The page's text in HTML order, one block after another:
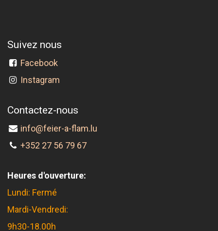
Suivez nous
Facebook
Instagram
Contactez-nous
info@feier-a-flam.lu
+352 27 56 79 67
Heures d'ouverture:
Lundi: Fermé
Mardi-Vendredi:
9h30-18.00h